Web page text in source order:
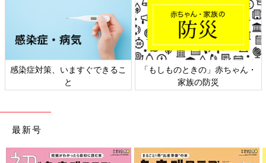
感染症対策、いますぐできるこ
と
「もしものときの」赤ちゃん・
家族の防災
最新号